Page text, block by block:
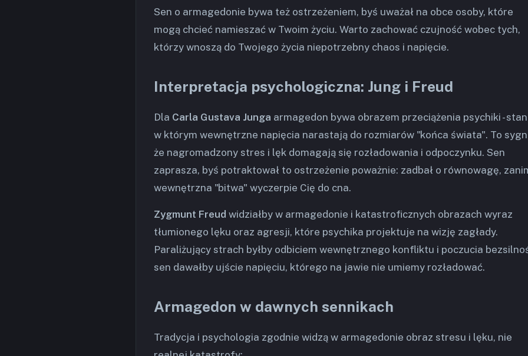
Sen o armagedonie bywa też ostrzeżeniem, byś uważał na obce osoby, które
mogą chcieć namieszać w Twoim życiu. Warto zachować czujność wobec tych,
którzy wnoszą do Twojego życia niepotrzebny chaos i napięcie.
Interpretacja psychologiczna: Jung i Freud
Dla Carla Gustava Junga armagedon bywa obrazem przeciążenia psychiki -
w którym wewnętrzne napięcia narastają do rozmiarów "końca świata". To
że nagromadzony stres i lęk domagają się rozładowania i odpoczynku. Sen
zaprasza, byś potraktował to ostrzeżenie poważnie: zadbał o równowagę,
wewnętrzna "bitwa" wyczerpie Cię do cna.
Zygmunt Freud widziałby w armagedonie i katastroficznych obrazach wyraz
tłumionego lęku oraz agresji, które psychika projektuje na wizję zagłady.
Paraliżujący strach byłby odbiciem wewnętrznego konfliktu i poczucia
sen dawałby ujście napięciu, którego na jawie nie umiemy rozładować.
Armagedon w dawnych sennikach
Tradycja i psychologia zgodnie widzą w armagedonie obraz stresu i lęku, nie